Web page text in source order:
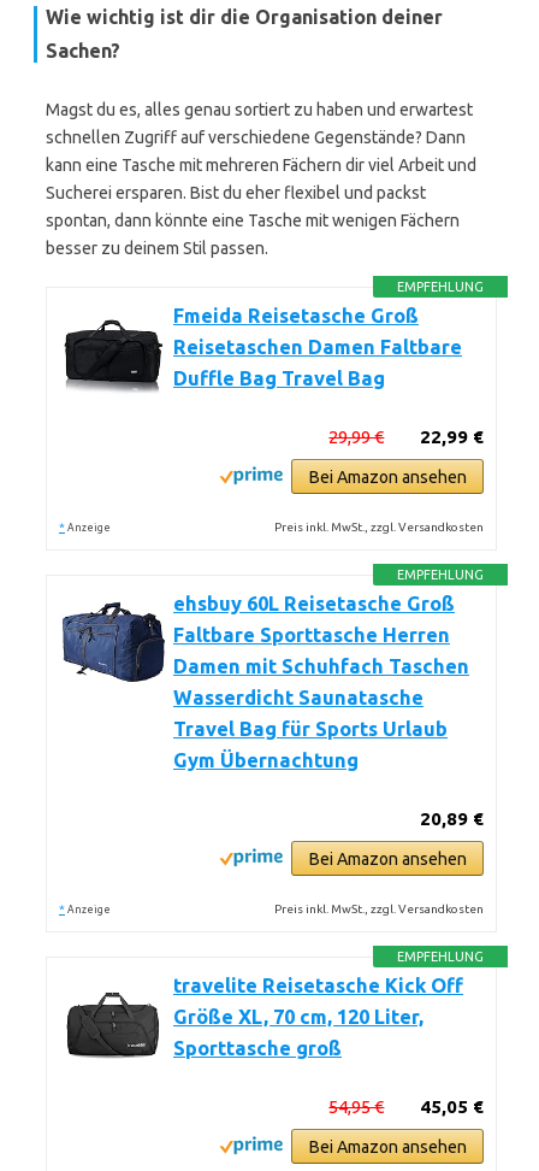
Wie wichtig ist dir die Organisation deiner
Sachen?
Magst du es, alles genau sortiert zu haben und erwartest
schnellen Zugriff auf verschiedene Gegenstände? Dann
kann eine Tasche mit mehreren Fächern dir viel Arbeit und
Sucherei ersparen. Bist du eher flexibel und packst
spontan, dann könnte eine Tasche mit wenigen Fächern
besser zu deinem Stil passen.
EMPFEHLUNG
Fmeida Reisetasche Groß
Reisetaschen Damen Faltbare
Duffle Bag Travel Bag
22,99 €
29,99 €
Bei Amazon ansehen
* Anzeige Preis inkl. MwSt., zzgl. Versandkosten
EMPFEHLUNG
ehsbuy 60L Reisetasche Groß
Faltbare Sporttasche Herren
Damen mit Schuhfach Taschen
Wasserdicht Saunatasche
Travel Bag für Sports Urlaub
Gym Übernachtung
20,89 €
Bei Amazon ansehen
* Anzeige Preis inkl. MwSt., zzgl. Versandkosten
EMPFEHLUNG
travelite Reisetasche Kick Off
Größe XL, 70 cm, 120 Liter,
Sporttasche groß
45,05 €
54,95 €
Bei Amazon ansehen